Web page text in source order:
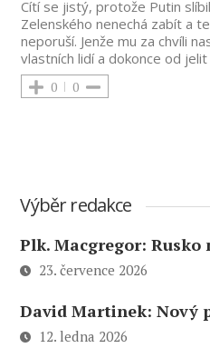
Cítí se jistý, protože Putin
Zelenského nenechá zabít a
neporuší. Jenže mu za chvíli
vlastních lidí a dokonce od jelit
0 0
Výběr redakce
Plk. Macgregor:
23. července 2026
David Martinek: Nový
12. ledna 2026